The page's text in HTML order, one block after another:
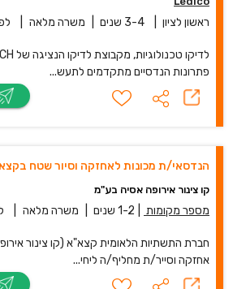
ראשון לציון 3-4 שנים משרה מלאה לפני
פתרונות הנדסיים מתקדמים לתעש...
הנדסאי/ת מכונות לאחזקה וסיור שטח
קו צינור אירופה אסיה בע"מ
מספר מקומות 1-2 שנים משרה מלאה
חברת התשתיות הלאומית קצא"א (קו צינור
אחזקה וסייר/ת מחליף/ה ליחי...